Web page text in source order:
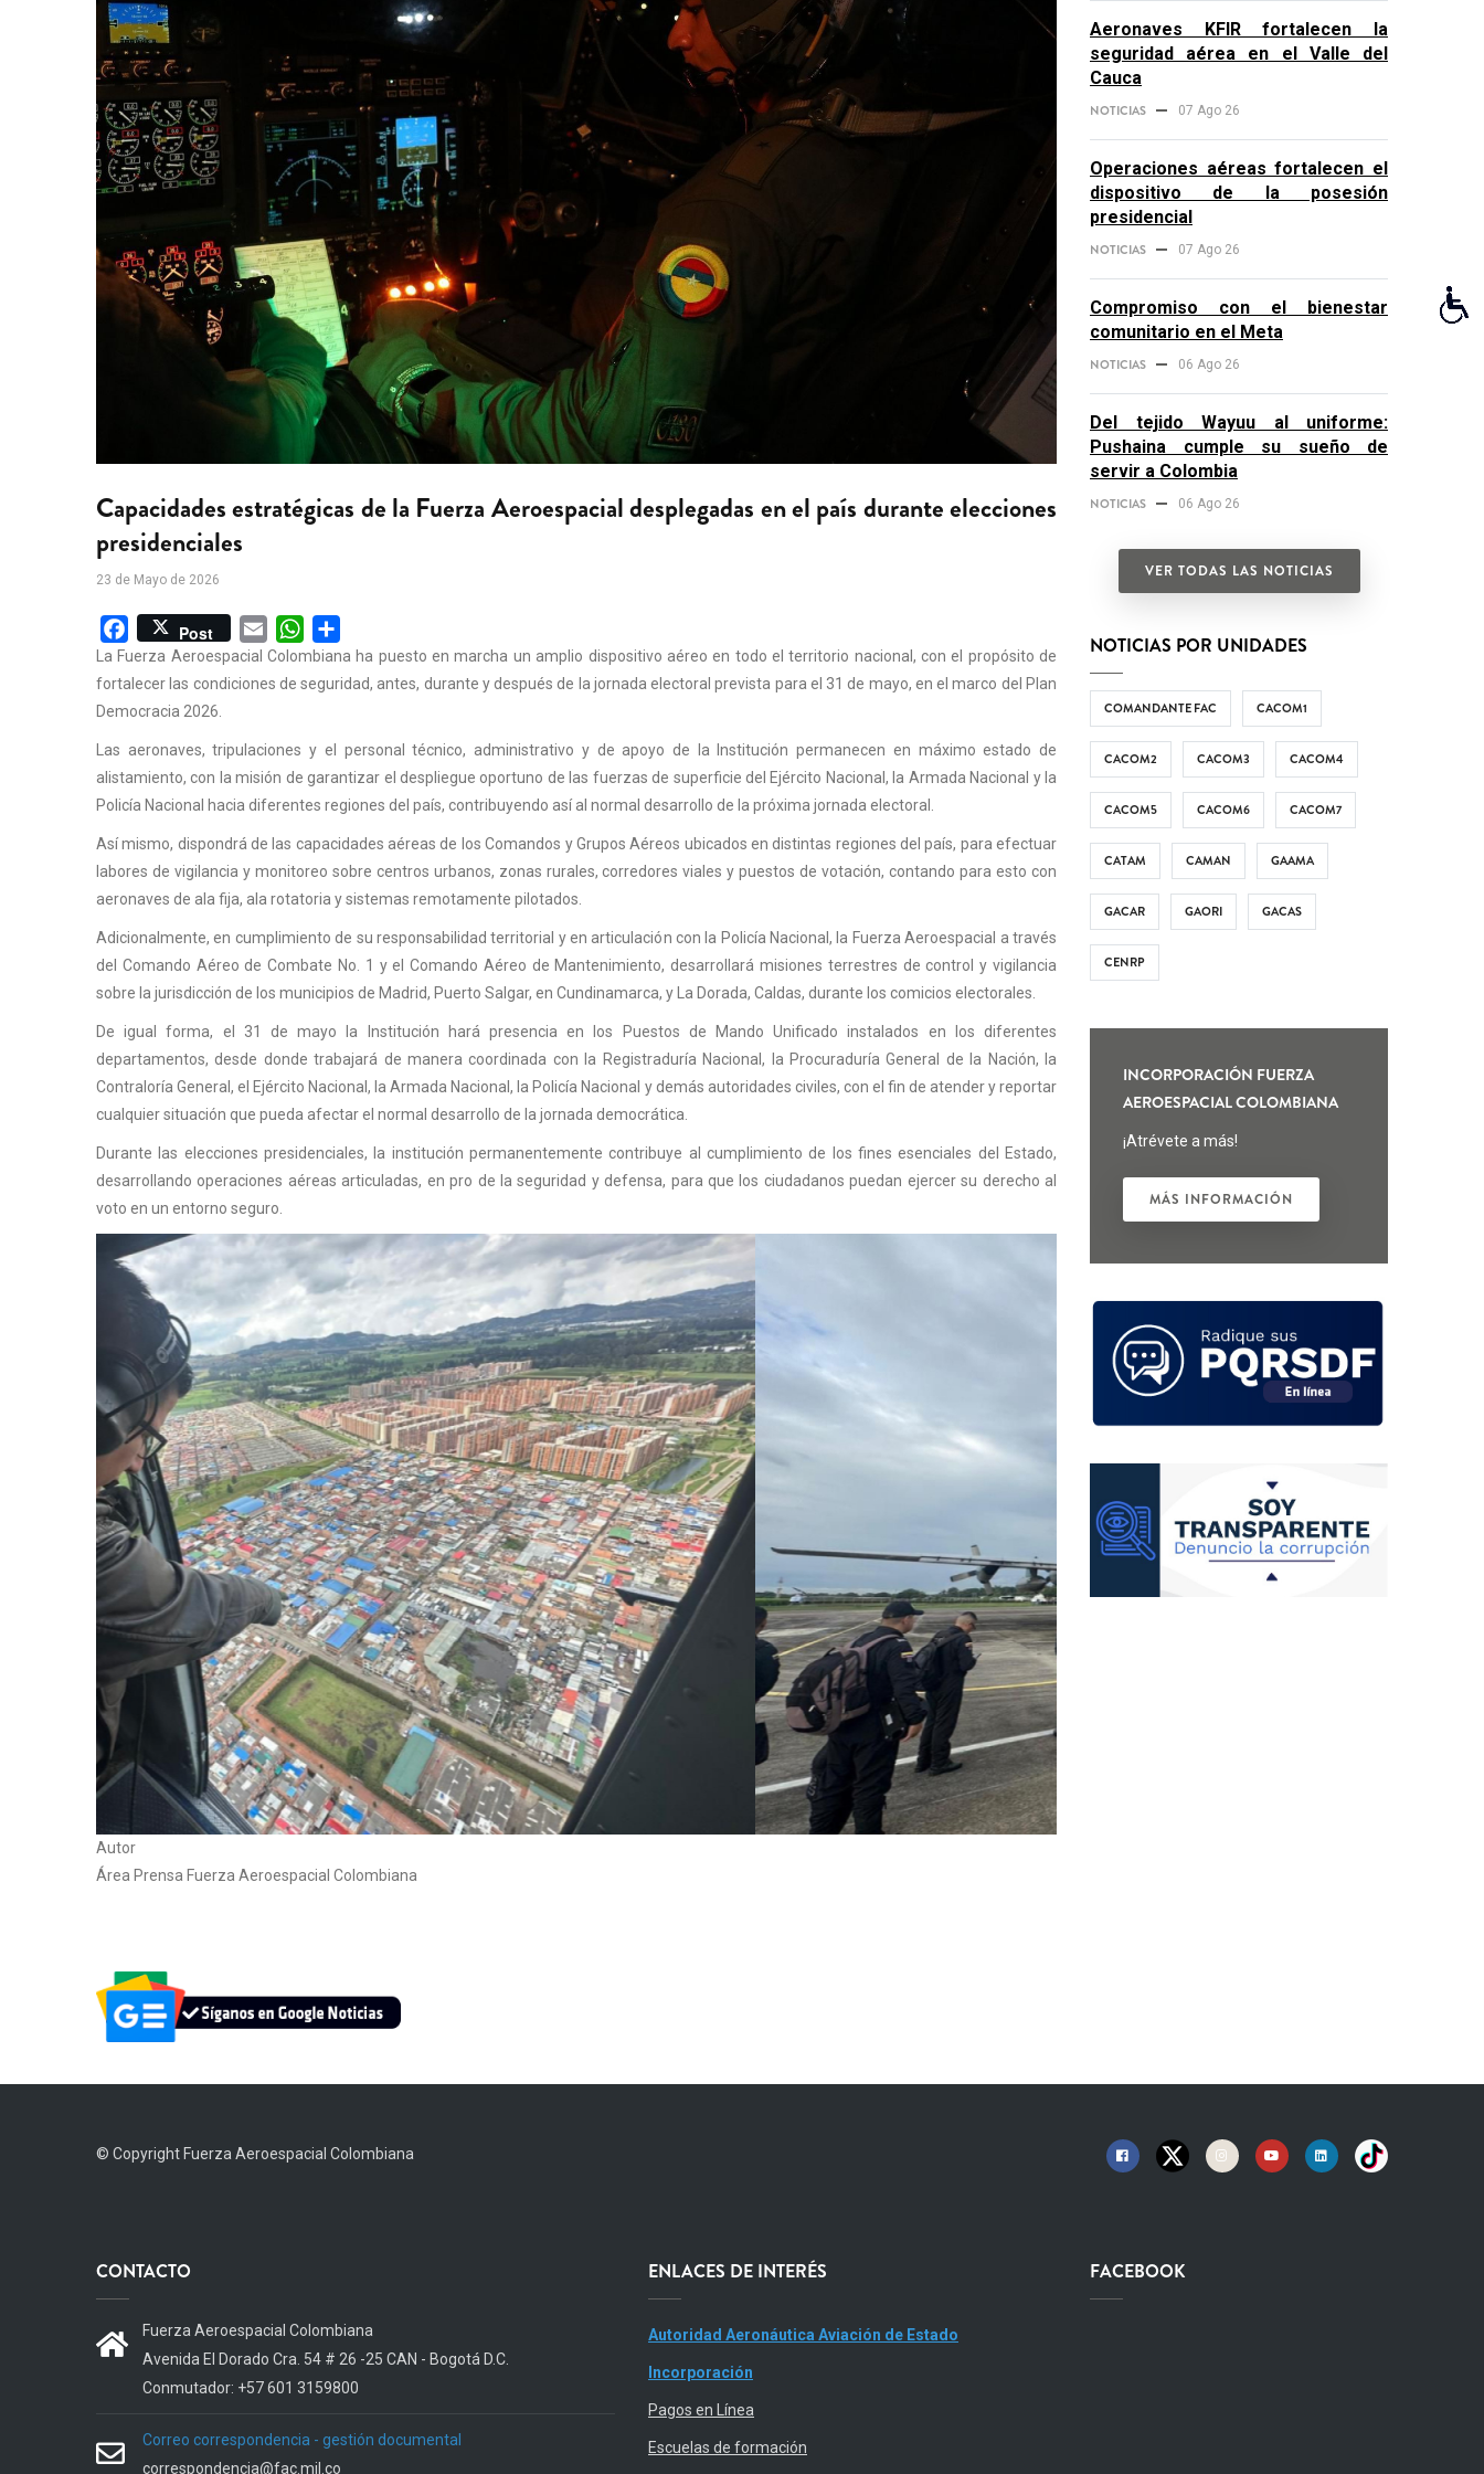
Capacidades estratégicas de la Fuerza Aeroespacial desplegadas en el país durante elecciones
presidenciales
23 de Mayo de 2026
Facebook
Post Email WhatsApp
La Fuerza Aeroespacial Colombiana ha puesto en marcha un amplio dispositivo aéreo en todo el territorio nacional, con el propósito de
fortalecer las condiciones de seguridad, antes, durante y después de la jornada electoral prevista para el 31 de mayo, en el marco del Plan
Democracia 2026.
Las aeronaves, tripulaciones y el personal técnico, administrativo y de apoyo de la Institución permanecen en máximo estado de
alistamiento, con la misión de garantizar el despliegue oportuno de las fuerzas de superficie del Ejército Nacional, la Armada Nacional y la
Policía Nacional hacia diferentes regiones del país, contribuyendo así al normal desarrollo de la próxima jornada electoral.
Así mismo, dispondrá de las capacidades aéreas de los Comandos y Grupos Aéreos ubicados en distintas regiones del país, para efectuar
labores de vigilancia y monitoreo sobre centros urbanos, zonas rurales, corredores viales y puestos de votación, contando para esto con
aeronaves de ala fija, ala rotatoria y sistemas remotamente pilotados.
Adicionalmente, en cumplimiento de su responsabilidad territorial y en articulación con la Policía Nacional, la Fuerza Aeroespacial a través
del Comando Aéreo de Combate No. 1 y el Comando Aéreo de Mantenimiento, desarrollará misiones terrestres de control y vigilancia
sobre la jurisdicción de los municipios de Madrid, Puerto Salgar, en Cundinamarca, y La Dorada, Caldas, durante los comicios electorales.
De igual forma, el 31 de mayo la Institución hará presencia en los Puestos de Mando Unificado instalados en los diferentes
departamentos, desde donde trabajará de manera coordinada con la Registraduría Nacional, la Procuraduría General de la Nación, la
Contraloría General, el Ejército Nacional, la Armada Nacional, la Policía Nacional y demás autoridades civiles, con el fin de atender y reportar
cualquier situación que pueda afectar el normal desarrollo de la jornada democrática.
Durante las elecciones presidenciales, la institución permanentemente contribuye al cumplimiento de los fines esenciales del Estado,
desarrollando operaciones aéreas articuladas, en pro de la seguridad y defensa, para que los ciudadanos puedan ejercer su derecho al
voto en un entorno seguro.
Autor
Área Prensa Fuerza Aeroespacial Colombiana
Aeronaves KFIR fortalecen la
seguridad aérea en el Valle del
Cauca
NOTICIAS 07 Ago 26
Operaciones aéreas fortalecen el
dispositivo de la posesión
presidencial
NOTICIAS 07 Ago 26
Compromiso con el bienestar
comunitario en el Meta
NOTICIAS 06 Ago 26
Del tejido Wayuu al uniforme:
Pushaina cumple su sueño de
servir a Colombia
NOTICIAS 06 Ago 26
VER TODAS LAS NOTICIAS
NOTICIAS POR UNIDADES
COMANDANTE FAC CACOM1
CACOM2 CACOM3 CACOM4
CACOM5 CACOM6 CACOM7
CATAM CAMAN GAAMA
GACAR GAORI GACAS
CENRP
INCORPORACIÓN FUERZA
AEROESPACIAL COLOMBIANA
¡Atrévete a más!
MÁS INFORMACIÓN
© Copyright Fuerza Aeroespacial Colombiana
CONTACTO
Fuerza Aeroespacial Colombiana
Avenida El Dorado Cra. 54 # 26 -25 CAN - Bogotá D.C.
Conmutador: +57 601 3159800
Correo correspondencia - gestión documental
correspondencia@fac.mil.co
ENLACES DE INTERÉS
Autoridad Aeronáutica Aviación de Estado
Incorporación
Pagos en Línea
Escuelas de formación
FACEBOOK